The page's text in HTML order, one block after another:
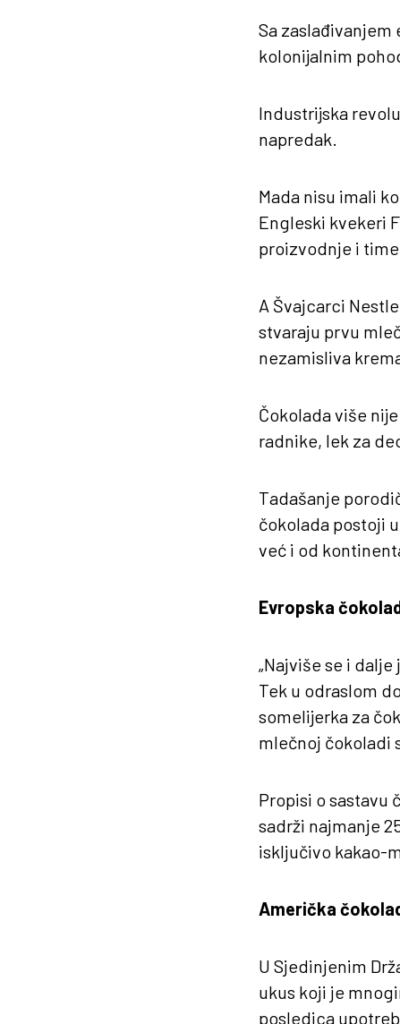
Sa zaslađivanjem
kolonijalnim
Industrijska
napredak.
Mada nisu imali
Engleski kvekeri
proizvodnje i
A Švajcarci
stvaraju prvu
nezamisliva
Čokolada više
radnike, lek za
Tadašanje
čokolada postoji
već i od
Evropska
„Najviše se i
Tek u odraslom
somelijerka za
mlečnoj čokoladi
Propisi o sastavu
sadrži najmanje
isključivo kakao-
Američka
U Sjedinjenim
ukus koji je
posledica